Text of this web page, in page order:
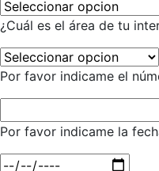
¿Cuál es el área de tu
Por favor indicame el
Por favor indicame la